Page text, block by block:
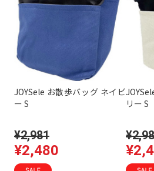
JOYSele お散歩バッグ ネイビ
ー S
¥2,981
¥2,480
リー S